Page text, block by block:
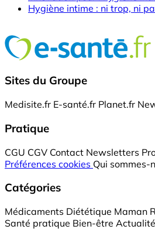
Hygiène intime : ni trop, ni
Sites du Groupe
Medisite.fr E-santé.fr Planet.fr
Pratique
CGU CGV Contact Newsletters
Préférences cookies Qui sommes-
Catégories
Médicaments Diététique Maman
Santé pratique Bien-être